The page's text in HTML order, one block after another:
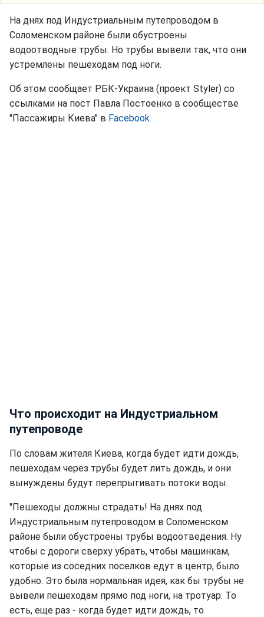
На днях под Индустриальным путепроводом в
Соломенском районе были обустроены
водоотводные трубы. Но трубы вывели так, что они
устремлены пешеходам под ноги.
Об этом сообщает РБК-Украина (проект Styler) со
ссылками на пост Павла Постоенко в сообществе
"Пассажиры Киева" в Facebook.
Что происходит на Индустриальном
путепроводе
По словам жителя Киева, когда будет идти дождь,
пешеходам через трубы будет лить дождь, и они
вынуждены будут перепрыгивать потоки воды.
"Пешеходы должны страдать! На днях под
Индустриальным путепроводом в Соломенском
районе были обустроены трубы водоотведения. Ну
чтобы с дороги сверху убрать, чтобы машинкам,
которые из соседних поселков едут в центр, было
удобно. Это была нормальная идея, как бы трубы не
вывели пешеходам прямо под ноги, на тротуар. То
есть, еще раз - когда будет идти дождь, то